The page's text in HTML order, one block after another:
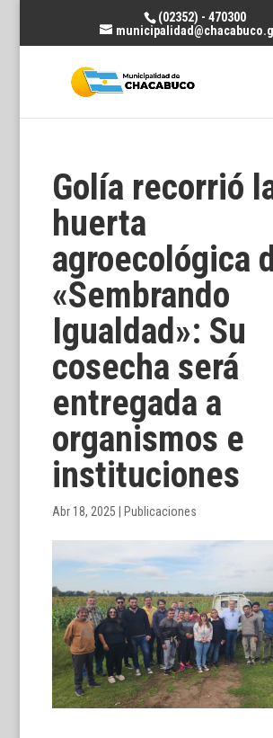
(02352) - 470300
Golía recorrió
huerta
agroecológica
«Sembrando
Igualdad»: Su
cosecha será
entregada a
organismos e
instituciones
Abr 18, 2025 Publicaciones